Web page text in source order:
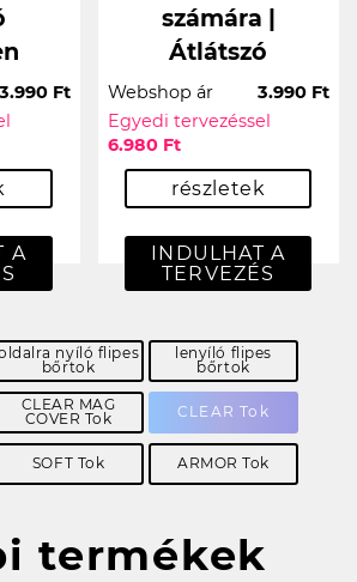
3.990 Ft
A
számára |
Átlátszó
Webshop ár
3.990 Ft
Egyedi tervezéssel
6.980 Ft
részletek
INDULHAT A
TERVEZÉS
nyíló flipes
bőrtok
lenyíló flipes
bőrtok
CLEAR MAG
COVER Tok
CLEAR Tok
SOFT Tok ARMOR Tok
termékek